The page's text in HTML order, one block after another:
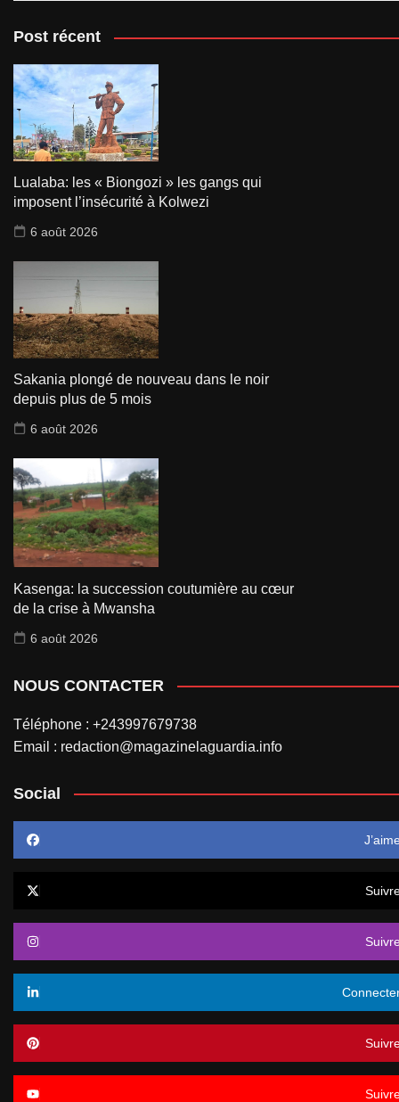
Post récent
Lualaba: les « Biongozi » les gangs qui
imposent l’insécurité à Kolwezi
6 août 2026
Sakania plongé de nouveau dans le noir
depuis plus de 5 mois
6 août 2026
Kasenga: la succession coutumière au cœur
de la crise à Mwansha
6 août 2026
NOUS CONTACTER
Téléphone : +243997679738
Email : redaction@magazinelaguardia.info
Social